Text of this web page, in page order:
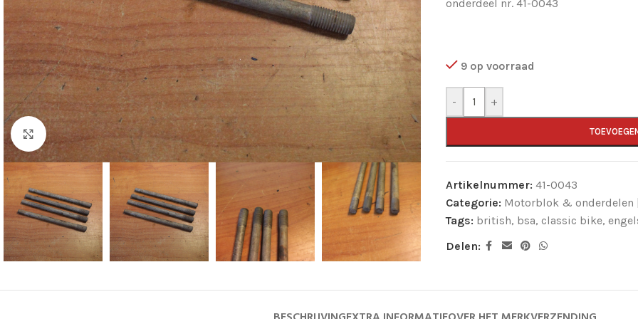
Klik voor vergroting
onderdeel nr. 41-0043
9 op voorraad
- +
Artikelnummer: 41-0043
Categorie: Motorblok &
Tags: british, bsa, classic bike,
Delen: